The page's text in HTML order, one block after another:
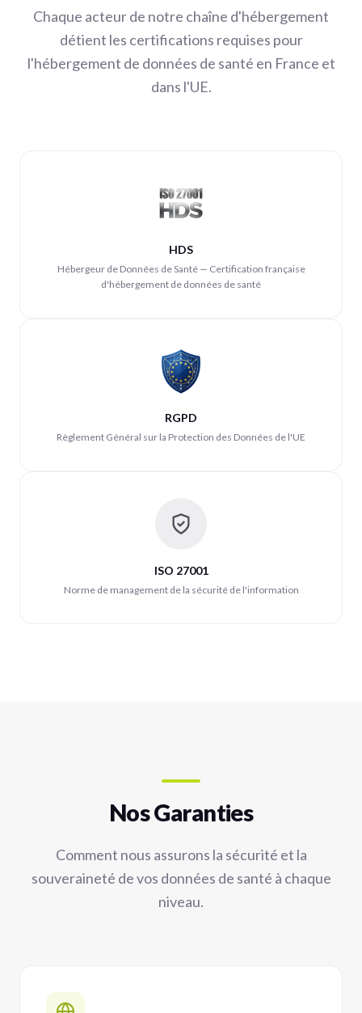
Chaque acteur de notre chaîne d'hébergement
détient les certifications requises pour
l'hébergement de données de santé en France et
dans l'UE.
HDS
Hébergeur de Données de Santé — Certification française
d'hébergement de données de santé
RGPD
Règlement Général sur la Protection des Données de l'UE
ISO 27001
Norme de management de la sécurité de l'information
Nos Garanties
Comment nous assurons la sécurité et la
souveraineté de vos données de santé à chaque
niveau.